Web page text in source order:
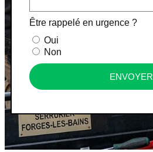
Être rappelé en urgence ?
Oui
Non
ENVOYER